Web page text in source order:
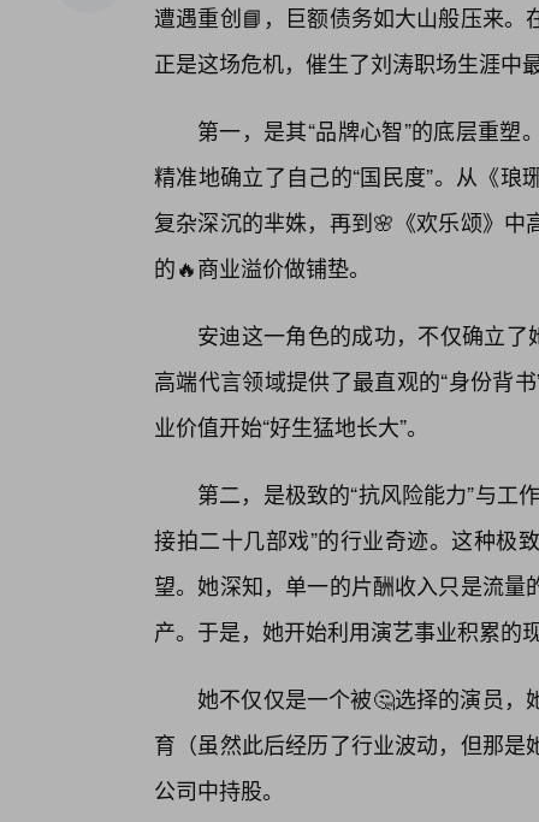
遭遇重创📘，巨额债务如大山般压来
正是这场危机，催生了刘涛职场生涯中
第一，是其“品牌心智”的底层重
精准地确立了自己的“国民度”。从《
复杂深沉的芈姝，再到🌸《欢乐颂》
的🔥商业溢价做铺垫。
安迪这一角色的成功，不仅确立
高端代言领域提供了最直观的“身份背
业价值开始“好生猛地长大”。
第二，是极致的“抗风险能力”与工
接拍二十几部戏”的行业奇迹。这种极
望。她深知，单一的片酬收入只是流
产。于是，她开始利用演艺事业积累的
她不仅仅是一个被🤔选择的演员
育（虽然此后经历了行业波动，但那
公司中持股。